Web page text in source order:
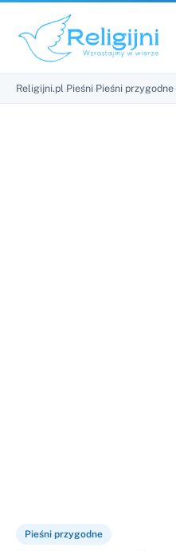
Religijni.pl›Pieśni›Pieśni przygodne›
Pieśni przygodne